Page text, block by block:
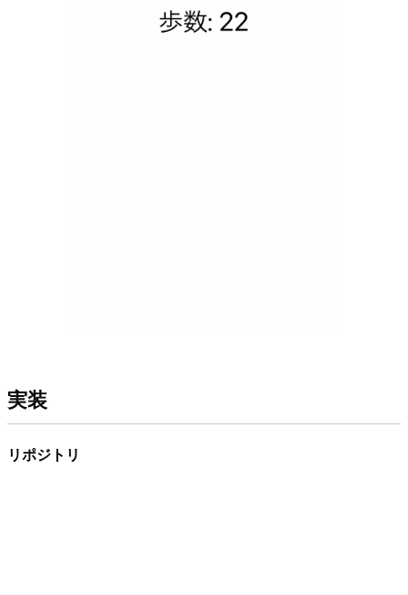
実装
リポジトリ